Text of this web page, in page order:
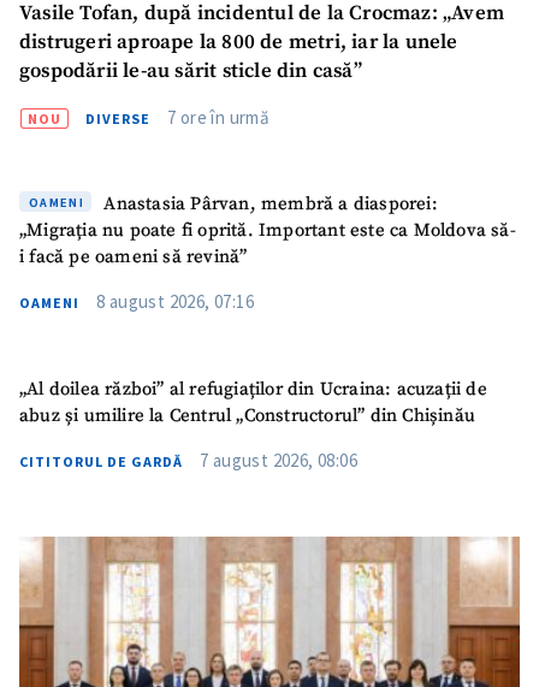
Vasile Tofan, după incidentul de la Crocmaz: „Avem
distrugeri aproape la 800 de metri, iar la unele
gospodării le-au sărit sticle din casă”
NOU DIVERSE 7 ore în urmă
OAMENI
Anastasia Pârvan, membră a diasporei:
„Migrația nu poate fi oprită. Important este ca Moldova să-
i facă pe oameni să revină”
OAMENI 8 august 2026, 07:16
„Al doilea război” al refugiaților din Ucraina: acuzații de
abuz și umilire la Centrul „Constructorul” din Chișinău
CITITORUL DE GARDĂ 7 august 2026, 08:06
Sursă anonimă
Nume+ Numele meu
Telefon
+ Telefon personal
acord cupolitica de